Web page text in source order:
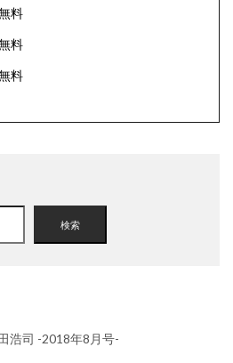
料
料
料
検索
浩司 -2018年8月号-